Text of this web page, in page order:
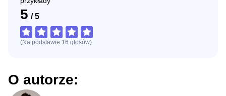
5 / 5
(Na podstawie 16 głosów)
O autorze: